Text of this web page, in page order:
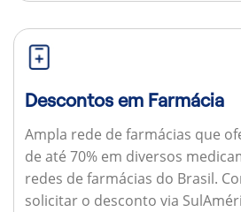
Descontos em Farmácia
Ampla rede de farmácias que
de até 70% em diversos
redes de farmácias do Brasil.
solicitar o desconto via